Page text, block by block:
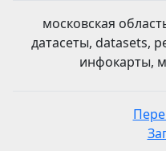
московская
датасеты, datasets,
инфокарты,